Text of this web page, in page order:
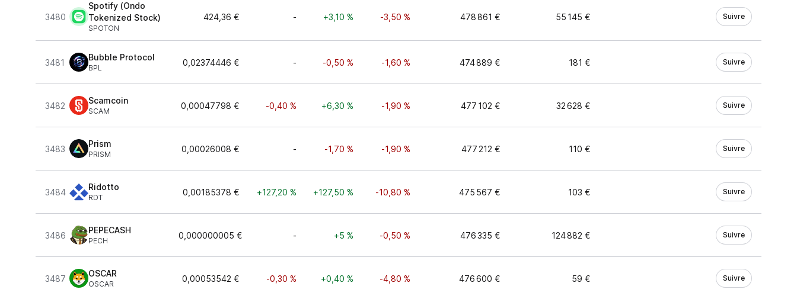
3480
Spotify (Ondo
Tokenized Stock)
SPOTON
424,36 € - +3,10 % -3,50 % 478 861 € 55 145 € Suivre
3481
Bubble Protocol
BPL
0,02374446 € - -0,50 % -1,60 % 474 889 € 181 € Suivre
3482
Scamcoin
SCAM
0,00047798 € -0,40 % +6,30 % -1,90 % 477 102 € 32 628 € Suivre
3483
Prism
PRISM
0,00026008 € - -1,70 % -1,90 % 477 212 € 110 € Suivre
3484
Ridotto
RDT
0,00185378 € +127,20 % +127,50 % -10,80 % 475 567 € 103 € Suivre
3486
PEPECASH
PECH
0,000000005 € - +5 % -0,50 % 476 335 € 124 882 € Suivre
3487
OSCAR
OSCAR
0,00053542 € -0,30 % +0,40 % -4,80 % 476 600 € 59 € Suivre